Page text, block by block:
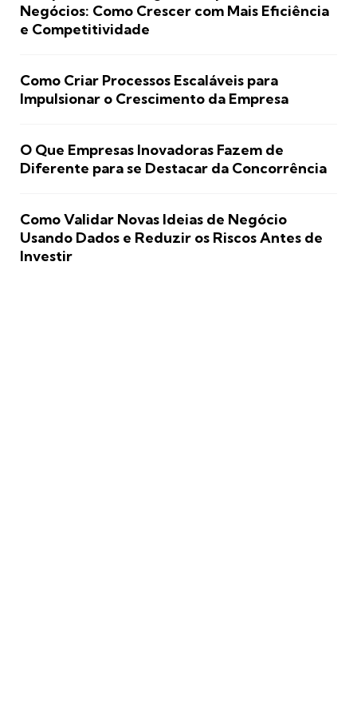
Negócios: Como Crescer com Mais Eficiência
e Competitividade
Como Criar Processos Escaláveis para
Impulsionar o Crescimento da Empresa
O Que Empresas Inovadoras Fazem de
Diferente para se Destacar da Concorrência
Como Validar Novas Ideias de Negócio
Usando Dados e Reduzir os Riscos Antes de
Investir